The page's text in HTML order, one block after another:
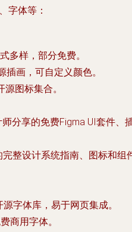
字体等：
多样，部分免费。
插画，可自定义颜色。
源图标集合。
师分享的免费Figma UI套件、
完整设计系统指南、图标和组
源字体库，易于网页集成。
商用字体。